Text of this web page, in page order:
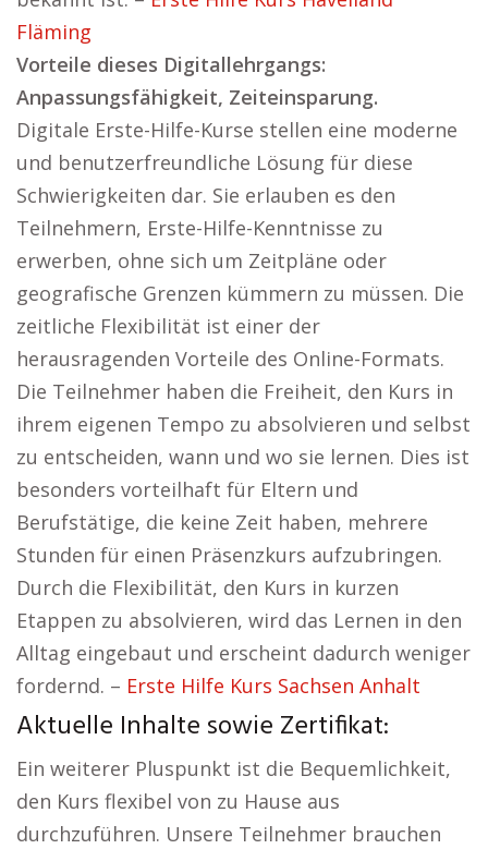
Fläming
Vorteile dieses Digitallehrgangs:
Anpassungsfähigkeit, Zeiteinsparung.
Digitale Erste-Hilfe-Kurse stellen eine moderne
und benutzerfreundliche Lösung für diese
Schwierigkeiten dar. Sie erlauben es den
Teilnehmern, Erste-Hilfe-Kenntnisse zu
erwerben, ohne sich um Zeitpläne oder
geografische Grenzen kümmern zu müssen. Die
zeitliche Flexibilität ist einer der
herausragenden Vorteile des Online-Formats.
Die Teilnehmer haben die Freiheit, den Kurs in
ihrem eigenen Tempo zu absolvieren und selbst
zu entscheiden, wann und wo sie lernen. Dies ist
besonders vorteilhaft für Eltern und
Berufstätige, die keine Zeit haben, mehrere
Stunden für einen Präsenzkurs aufzubringen.
Durch die Flexibilität, den Kurs in kurzen
Etappen zu absolvieren, wird das Lernen in den
Alltag eingebaut und erscheint dadurch weniger
fordernd. – Erste Hilfe Kurs Sachsen Anhalt
Aktuelle Inhalte sowie Zertifikat:
Ein weiterer Pluspunkt ist die Bequemlichkeit,
den Kurs flexibel von zu Hause aus
durchzuführen. Unsere Teilnehmer brauchen